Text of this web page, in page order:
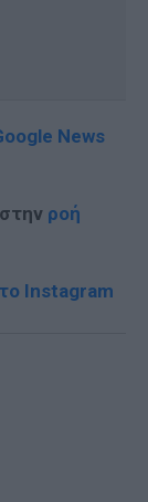
News
ροή
Instagram